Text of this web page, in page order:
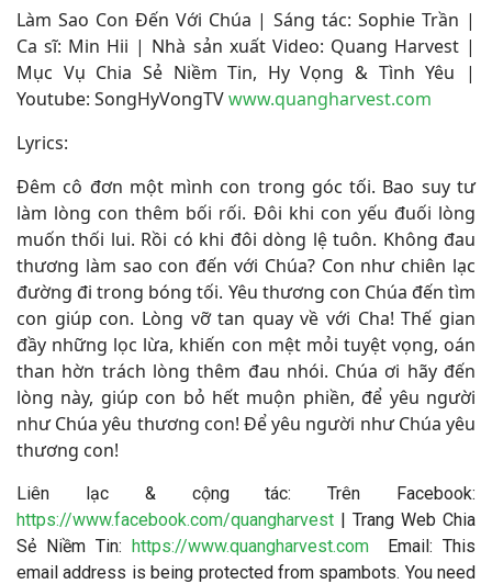
Làm Sao Con Đến Với Chúa | Sáng tác: Sophie Trần |
Ca sĩ: Min Hii | Nhà sản xuất Video: Quang Harvest |
Mục Vụ Chia Sẻ Niềm Tin, Hy Vọng & Tình Yêu |
Youtube: SongHyVongTVwww.quangharvest.com
Lyrics:
Đêm cô đơn một mình con trong góc tối. Bao suy tư
làm lòng con thêm bối rối. Đôi khi con yếu đuối lòng
muốn thối lui. Rồi có khi đôi dòng lệ tuôn. Không đau
thương làm sao con đến với Chúa? Con như chiên lạc
đường đi trong bóng tối. Yêu thương con Chúa đến tìm
con giúp con. Lòng vỡ tan quay về với Cha! Thế gian
đầy những lọc lừa, khiến con mệt mỏi tuyệt vọng, oán
than hờn trách lòng thêm đau nhói. Chúa ơi hãy đến
lòng này, giúp con bỏ hết muộn phiền, để yêu người
như Chúa yêu thương con! Để yêu người như Chúa yêu
thương con!
Liên lạc & cộng tác: Trên Facebook:
https://www.facebook.com/quangharvest | Trang Web Chia
Sẻ Niềm Tin: https://www.quangharvest.comEmail: This
email address is being protected from spambots. You need